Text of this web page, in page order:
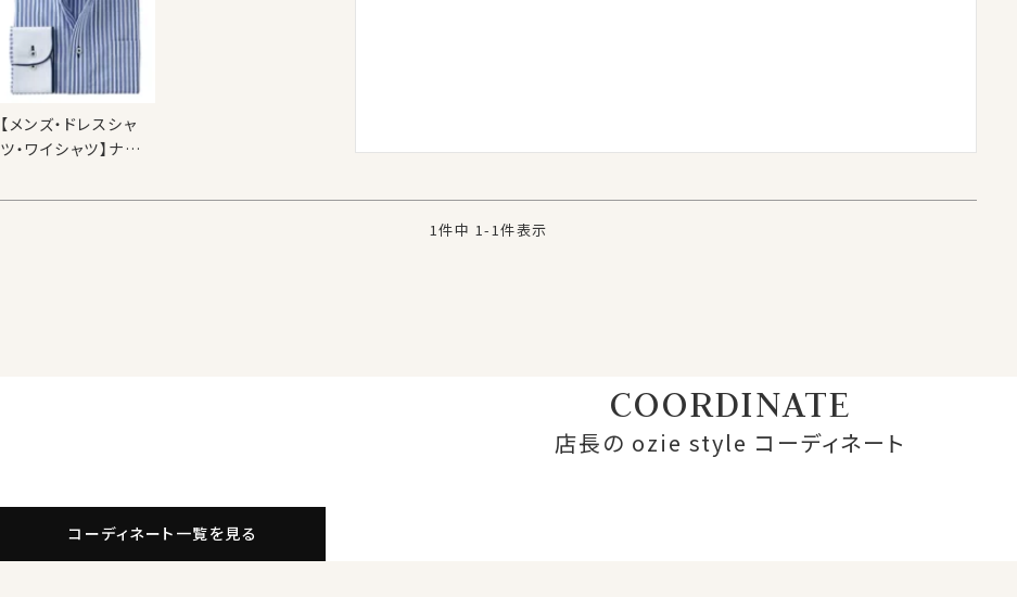
【メンズ・ドレスシャ
ツ・ワイシャツ】ナチュ
ットーニ・プレミアム
1 件中 1 - 1 件表示
COORDINATE
店長の ozie style コーディネート
コーディネート一覧を見る